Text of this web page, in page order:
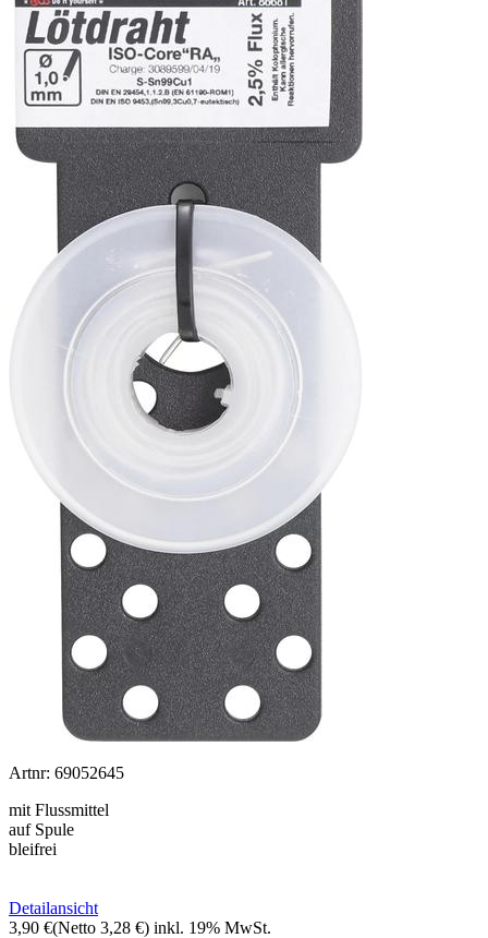
Artnr: 69052645
mit Flussmittel
auf Spule
bleifrei
Detailansicht
3,90 €(Netto 3,28 €) inkl. 19% MwSt.